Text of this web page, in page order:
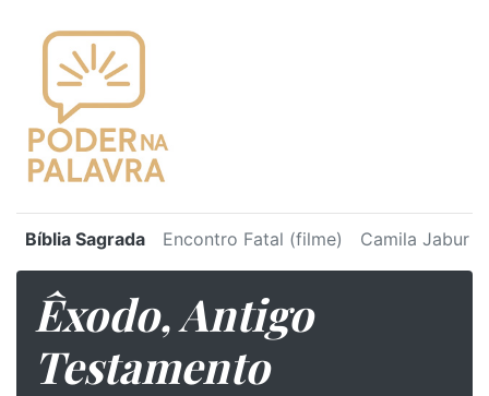
Bíblia Sagrada Encontro Fatal (filme) Camila Jabur
Êxodo, Antigo
Testamento